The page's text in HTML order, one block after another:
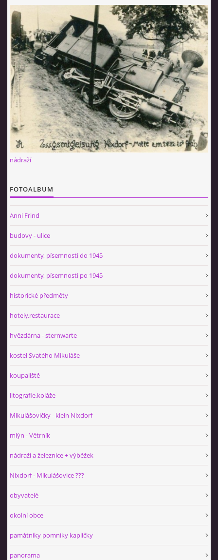
nádraží
FOTOALBUM
Anni Frind
budovy - ulice
dokumenty, písemnosti do 1945
dokumenty, písemnosti po 1945
historické předměty
hotely,restaurace
hvězdárna - sternwarte
kostel Svatého Mikuláše
koupaliště
litografie,koláže
Mikulášovičky - klein Nixdorf
mlýn - Větrník
nádraží a železnice + výběžek
Nixdorf - Mikulášovice ???
obyvatelé
okolní obce
památníky pomníky kapličky
panorama